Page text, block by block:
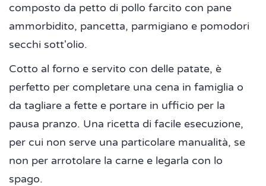
composto da petto di pollo farcito con pane
ammorbidito, pancetta, parmigiano e pomodori
secchi sott'olio.
Cotto al forno e servito con delle patate, è
perfetto per completare una cena in famiglia o
da tagliare a fette e portare in ufficio per la
pausa pranzo. Una ricetta di facile esecuzione,
per cui non serve una particolare manualità, se
non per arrotolare la carne e legarla con lo
spago.